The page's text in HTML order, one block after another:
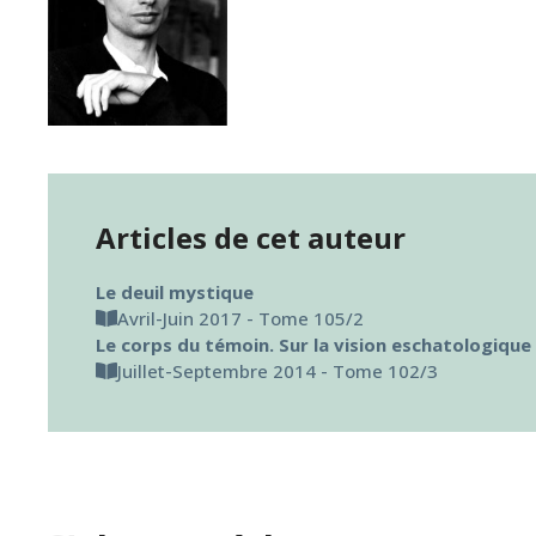
Articles de cet auteur
Le deuil mystique
Avril-Juin 2017 - Tome 105/2
Le corps du témoin. Sur la vision
Juillet-Septembre 2014 - Tome 102/3